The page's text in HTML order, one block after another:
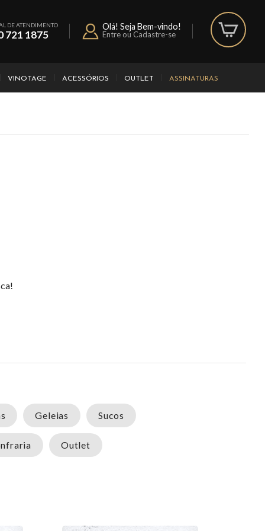
DE ATENDIMENTO
721 1875
Olá! Seja Bem-vindo!
Entre ou Cadastre-se
VINOTAGE ACESSÓRIOS OUTLET ASSINATURAS
Geleias Sucos
Outlet